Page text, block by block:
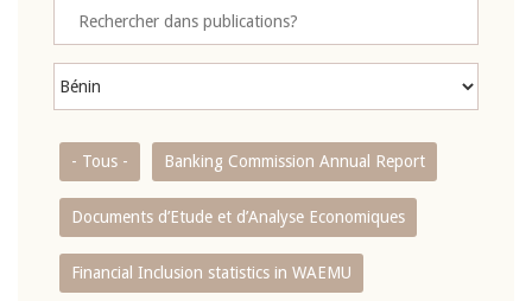
- Tous - Banking Commission Annual Report
Documents d’Etude et d’Analyse Economiques
Financial Inclusion statistics in WAEMU